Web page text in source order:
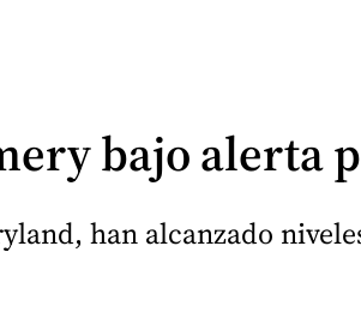
bajo alerta
han alcanzado